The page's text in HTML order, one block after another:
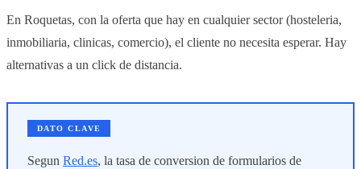
En Roquetas, con la oferta que hay en cualquier sector (hosteleria,
inmobiliaria, clinicas, comercio), el cliente no necesita esperar. Hay
alternativas a un click de distancia.
DATO CLAVE
Segun Red.es, la tasa de conversion de formularios de